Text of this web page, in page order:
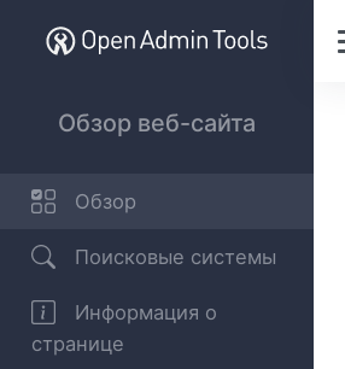
Обзор веб-сайта
Обзор
Поисковые системы
Информация о
странице